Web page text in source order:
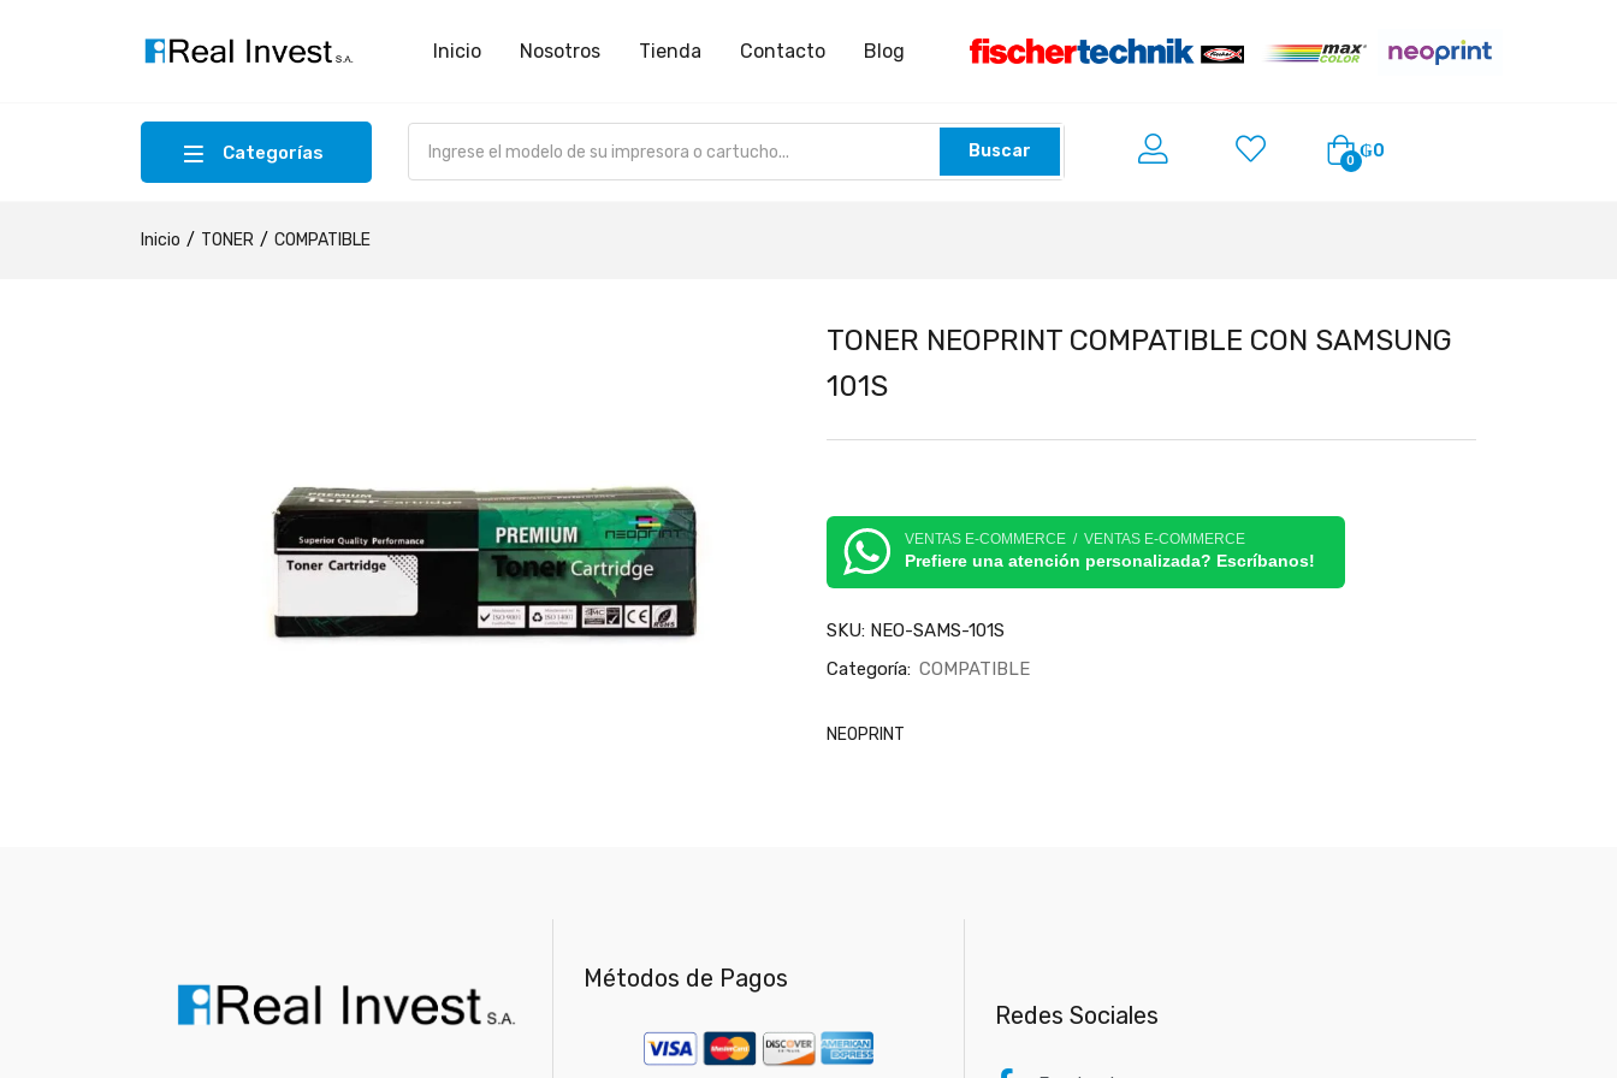
Inicio Nosotros Tienda Contacto Blog
Categorías Buscar 0 ₲0
Inicio TONER COMPATIBLE
TONER NEOPRINT COMPATIBLE CON SAMSUNG
101S
VENTAS E-COMMERCE / VENTAS E-COMMERCE
Prefiere una atención personalizada? Escríbanos!
SKU: NEO-SAMS-101S
Categoría: COMPATIBLE
NEOPRINT
Métodos de Pagos
Redes Sociales